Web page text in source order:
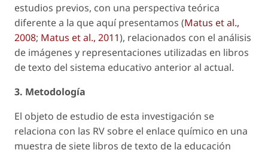
estudios previos, con una perspectiva teórica
diferente a la que aquí presentamos (Matus et al.,
2008; Matus et al., 2011), relacionados con el análisis
de imágenes y representaciones utilizadas en libros
de texto del sistema educativo anterior al actual.
3. Metodología
El objeto de estudio de esta investigación se
relaciona con las RV sobre el enlace químico en una
muestra de siete libros de texto de la educación